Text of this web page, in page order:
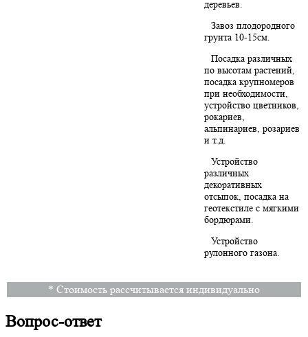
деревьев.
Завоз плодородного
грунта 10-15см.
Посадка различных
по высотам растений,
посадка крупномеров
при необходимости,
устройство цветников,
рокариев,
альпинариев, розариев
и т.д.
Устройство
различных
декоративных
отсыпок, посадка на
геотекстиле с мягкими
бордюрами.
Устройство
рулонного газона.
* Стоимость рассчитывается индивидуально
Вопрос-ответ